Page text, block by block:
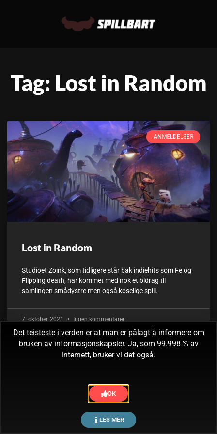
Tag: Lost in Random
ANMELDELSER
Lost in Random
Studioet Zoink, som tidligere står bak indiehits som Fe og
Flipping death, har kommet med nok et bidrag til
samlingen smådystre men også koselige spill.
7. oktober, 2021 Ingen kommentarer
Det teisteste i verden er at man er pålagt å informere om
bruken av informasjonskapsler. Ja, som 99.998 % av
internett, bruker vi det også.
OK
LES MER